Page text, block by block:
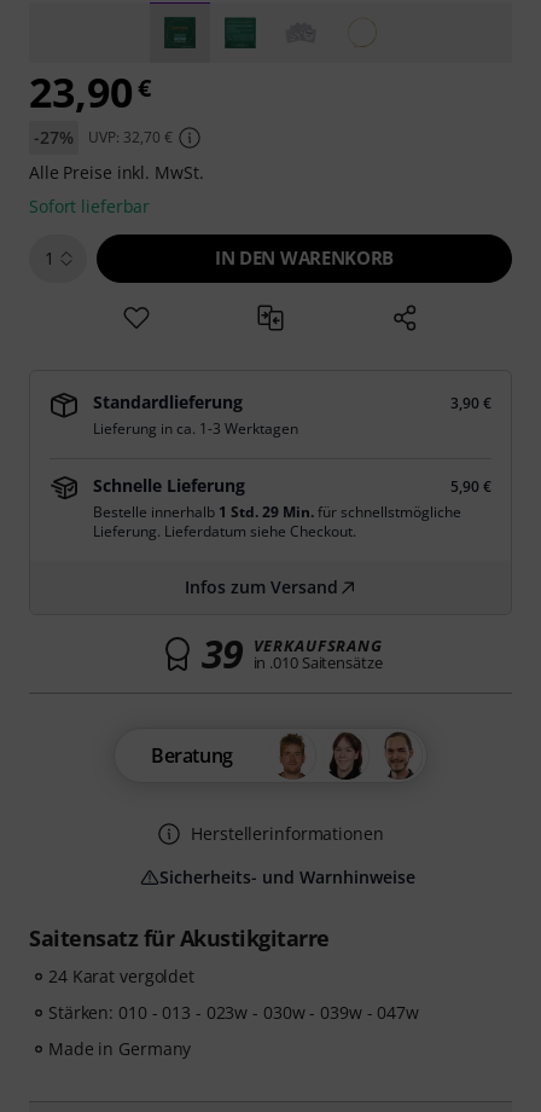
Saitensatz für Akustikgitarre
24 Karat vergoldet
Stärken: 010 - 013 - 023w - 030w - 039w - 047w
Made in Germany
23,90€
-27% UVP: 32,70 €
Alle Preise inkl. MwSt.
Sofort lieferbar
1 IN DEN WARENKORB
Standardlieferung
3,90 €
Lieferung in ca. 1-3 Werktagen
Schnelle Lieferung
5,90 €
Bestelle innerhalb 1 Std. 29 Min.für schnellstmögliche
Lieferung. Lieferdatum siehe Checkout.
Infos zum Versand
39 VERKAUFSRANG
in .010 Saitensätze
Beratung
Herstellerinformationen
Sicherheits- und Warnhinweise